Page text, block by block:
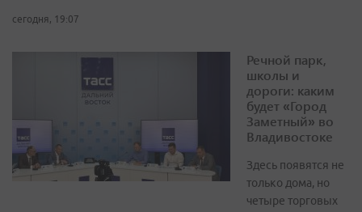
сегодня, 19:07
Речной парк,
школы и
дороги: каким
будет «Город
Заметный» во
Владивостоке
Здесь появятся не
только дома, но
четыре торговых